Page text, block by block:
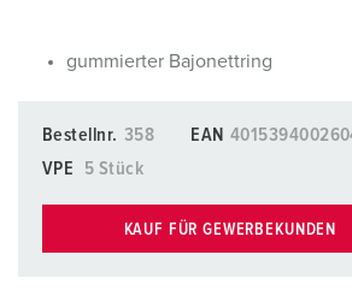
gummierter Bajonettring
Bestellnr. 358 EAN
VPE
5 Stück
KAUF FÜR GEWERBEKUNDEN